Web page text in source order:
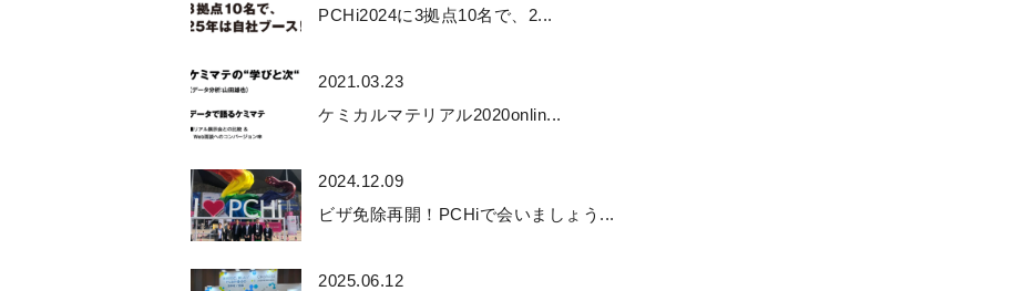
PCHi2024に3拠点10名で、2...
2021.03.23
ケミカルマテリアル2020onlin...
2024.12.09
ビザ免除再開！PCHiで会いましょう...
2025.06.12